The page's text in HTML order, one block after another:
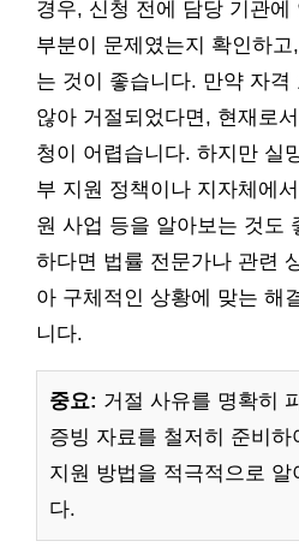
경우, 신청 전에 담당 기관에
부분이 문제였는지 확인하
는 것이 좋습니다. 만약 자격
않아 거절되었다면, 현재로
청이 어렵습니다. 하지만 실
부 지원 정책이나 지자체에
원 사업 등을 알아보는 것도
하다면 법률 전문가나 관련
아 구체적인 상황에 맞는 해
니다.
중요: 거절 사유를 명확히
증빙 자료를 철저히 준비
지원 방법을 적극적으로 알
다.